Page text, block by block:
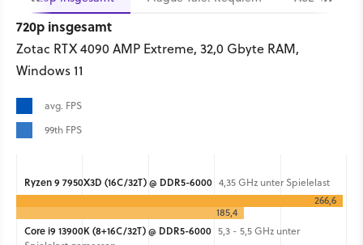
720p insgesamt
Zotac RTX 4090 AMP Extreme, 32,0 Gbyte RAM,
Windows 11
avg. FPS
99th FPS
Ryzen 9 7950X3D (16C/32T) @ DDR5-6000 4,35 GHz unter Spielelast
266,6
185,4
Core i9 13900K (8+16C/32T) @ DDR5-6000 5,3 - 5,5 GHz unter